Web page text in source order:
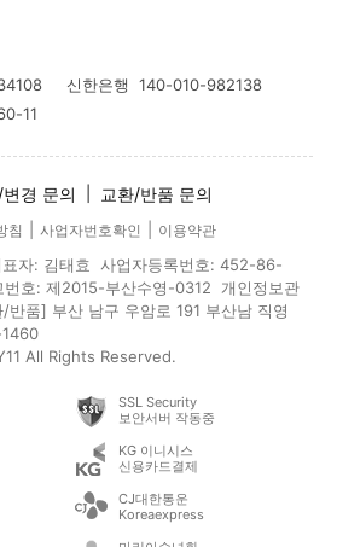
신한은행 140-010-982138
11
경 문의 교환/반품 문의
침 사업자번호확인 이용약관
표자: 김태효 사업자등록번호: 452-86-
호: 제2015-부산수영-0312 개인정보관
품] 부산 남구 우암로 191 부산남 직영
All Rights Reserved.
SSL Security
보안서버 작동중
KG 이니시스
신용카드결제
CJ대한통운
Koreaexpress